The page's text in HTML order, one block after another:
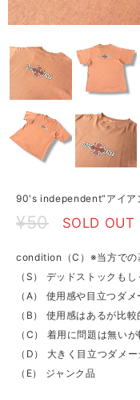
90's independent“アイア
¥50 SOLD OUT
condition（C）※当方での
（S） デッドストックもし
（A） 使用感や目立つダ
（B） 使用感はあるが比
（C） 着用に問題は無い
（D） 大きく目立つダメ
（E） ジャンク品